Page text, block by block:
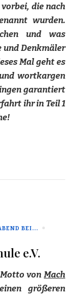
die nach
wurden.
und was
und Denkmäler
Mal geht es
wortkargen
garantiert
ihr in Teil 1
BEI...
e.V.
von Mach
größeren